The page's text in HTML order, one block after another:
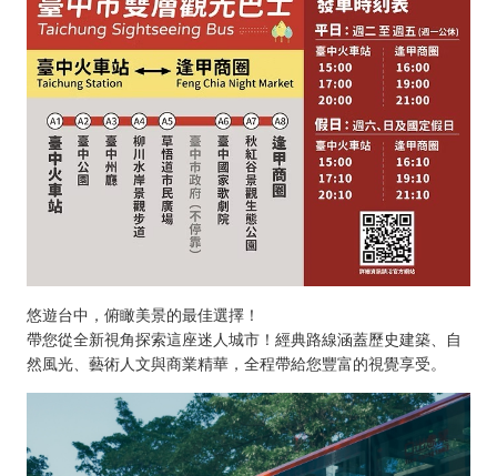
悠遊台中，俯瞰美景的最佳選擇！
帶您從全新視角探索這座迷人城市！經典路線涵蓋歷史建築、自
然風光、藝術人文與商業精華，全程帶給您豐富的視覺享受。